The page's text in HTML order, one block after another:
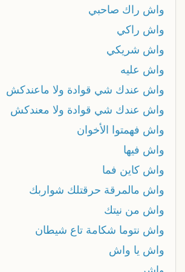
واش راك صاحبي
واش راكي
واش شريكي
واش عليه
واش عندك شي قوادة ولا ماعندكش
واش عندك شي قوادة ولا معندكش
واش فهمتوا الأخوان
واش فيها
واش كاين فما
واش مالمرقة حرقتلك شواربك
واش من نيتك
واش نتوما شكامة تاع شيطان
واش يا واش